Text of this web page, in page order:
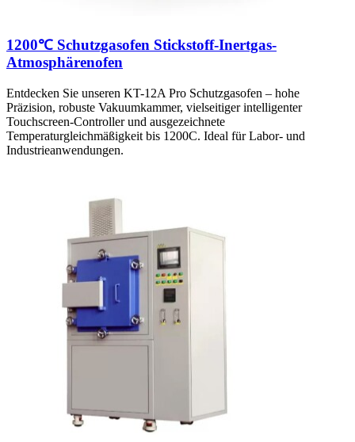
1200℃ Schutzgasofen Stickstoff-Inertgas-
Atmosphärenofen
Entdecken Sie unseren KT-12A Pro Schutzgasofen – hohe
Präzision, robuste Vakuumkammer, vielseitiger intelligenter
Touchscreen-Controller und ausgezeichnete
Temperaturgleichmäßigkeit bis 1200C. Ideal für Labor- und
Industrieanwendungen.